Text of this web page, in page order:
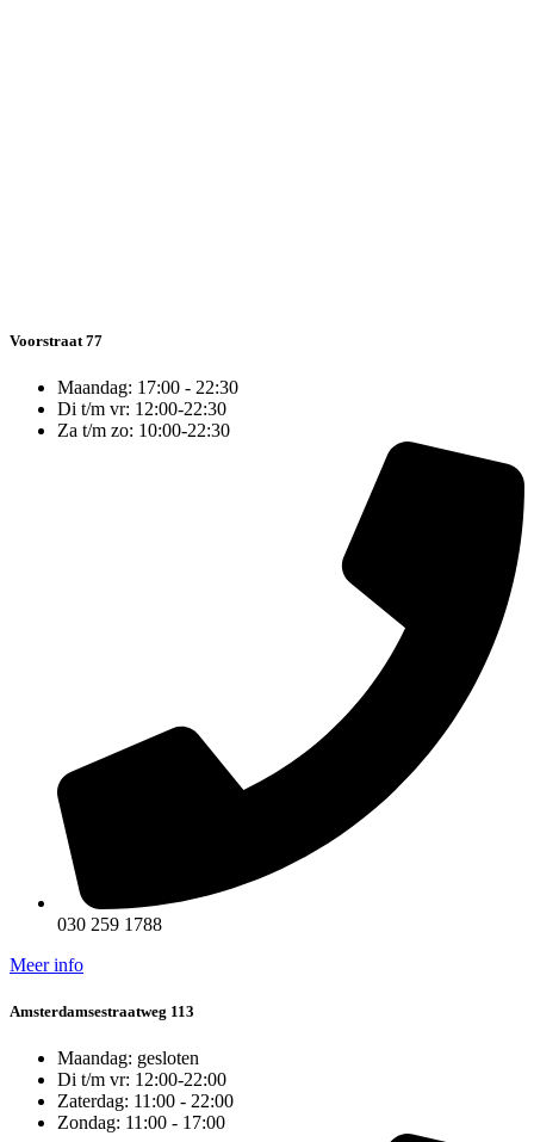
Voorstraat 77
Maandag: 17:00 - 22:30
Di t/m vr: 12:00-22:30
Za t/m zo: 10:00-22:30
030 259 1788
Meer info
Amsterdamsestraatweg 113
Maandag: gesloten
Di t/m vr: 12:00-22:00
Zaterdag: 11:00 - 22:00
Zondag: 11:00 - 17:00